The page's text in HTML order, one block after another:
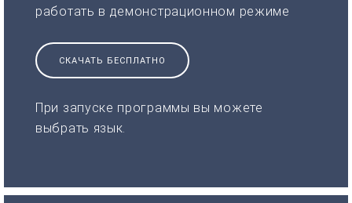
работать в демонстрационном режиме
СКАЧАТЬ БЕСПЛАТНО
При запуске программы вы можете
выбрать язык.